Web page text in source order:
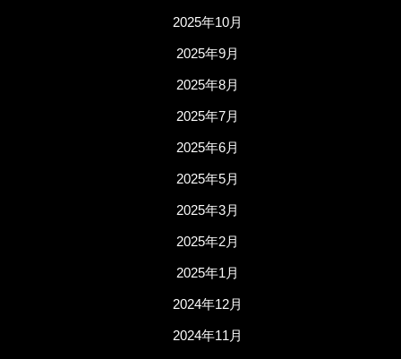
2025年10月
2025年9月
2025年8月
2025年7月
2025年6月
2025年5月
2025年3月
2025年2月
2025年1月
2024年12月
2024年11月